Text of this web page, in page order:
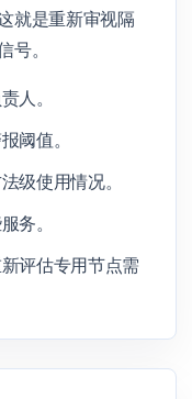
就是重新审视隔
号。
人。
阈值。
级使用情况。
务。
评估专用节点需